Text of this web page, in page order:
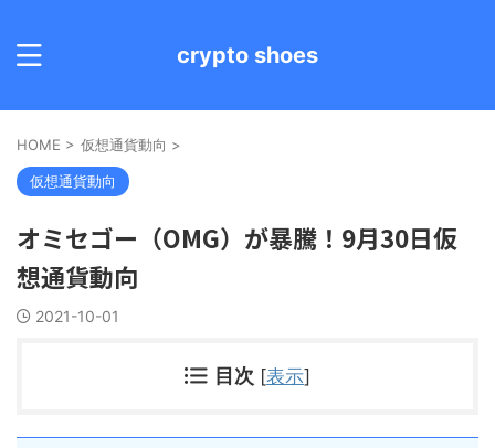
crypto shoes
HOME > 仮想通貨動向 >
仮想通貨動向
オミセゴー（OMG）が暴騰！9月30日仮
想通貨動向
2021-10-01
目次 [表示]